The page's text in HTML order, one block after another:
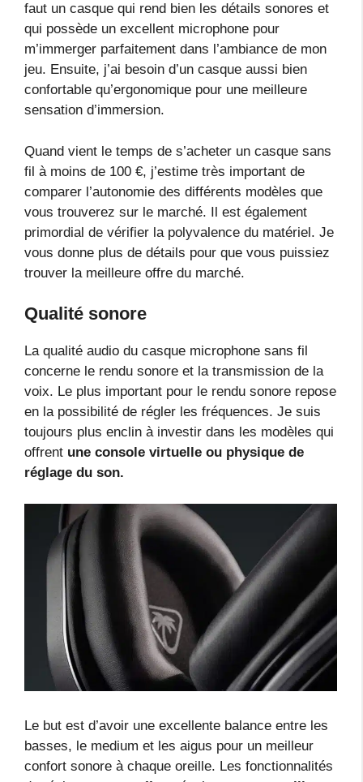
faut un casque qui rend bien les détails sonores et
qui possède un excellent microphone pour
m’immerger parfaitement dans l’ambiance de mon
jeu. Ensuite, j’ai besoin d’un casque aussi bien
confortable qu’ergonomique pour une meilleure
sensation d’immersion.
Quand vient le temps de s’acheter un casque sans
fil à moins de 100 €, j’estime très important de
comparer l’autonomie des différents modèles que
vous trouverez sur le marché. Il est également
primordial de vérifier la polyvalence du matériel. Je
vous donne plus de détails pour que vous puissiez
trouver la meilleure offre du marché.
Qualité sonore
La qualité audio du casque microphone sans fil
concerne le rendu sonore et la transmission de la
voix. Le plus important pour le rendu sonore repose
en la possibilité de régler les fréquences. Je suis
toujours plus enclin à investir dans les modèles qui
offrent une console virtuelle ou physique de
réglage du son.
Le but est d’avoir une excellente balance entre les
basses, le medium et les aigus pour un meilleur
confort sonore à chaque oreille. Les fonctionnalités